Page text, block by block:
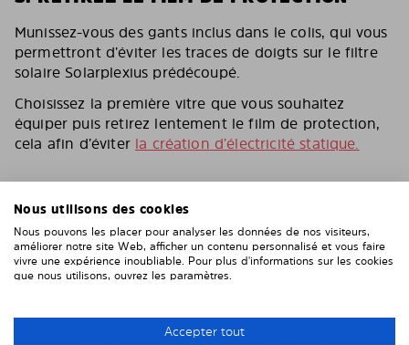
Munissez-vous des gants inclus dans le colis, qui vous
permettront d’éviter les traces de doigts sur le filtre
solaire Solarplexius prédécoupé.
Choisissez la première vitre que vous souhaitez
équiper puis retirez lentement le film de protection,
cela afin d’éviter la création d’électricité statique.
Nous utilisons des cookies
Nous pouvons les placer pour analyser les données de nos visiteurs,
améliorer notre site Web, afficher un contenu personnalisé et vous faire
vivre une expérience inoubliable. Pour plus d'informations sur les cookies
que nous utilisons, ouvrez les paramètres.
Accepter tout